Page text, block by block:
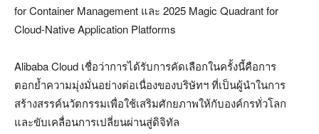
for Container Management และ 2025 Magic Quadrant for
Cloud-Native Application Platforms
Alibaba Cloud เชื่อว่าการได้รับการคัดเลือกในครั้งนี้คือการ
ตอกย้ำความมุ่งมั่นอย่างต่อเนื่องของบริษัทฯ ที่เป็นผู้นำในการ
สร้างสรรค์นวัตกรรมเพื่อใช้เสริมศักยภาพให้กับองค์กรทั่วโลก
และขับเคลื่อนการเปลี่ยนผ่านสู่ดิจิทัล